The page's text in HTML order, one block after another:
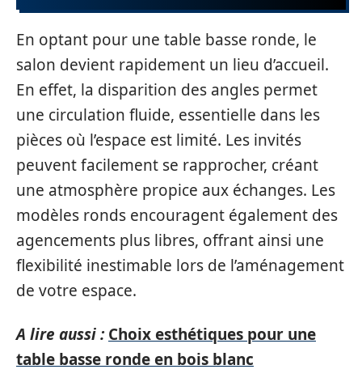
En optant pour une table basse ronde, le
salon devient rapidement un lieu d’accueil.
En effet, la disparition des angles permet
une circulation fluide, essentielle dans les
pièces où l’espace est limité. Les invités
peuvent facilement se rapprocher, créant
une atmosphère propice aux échanges. Les
modèles ronds encouragent également des
agencements plus libres, offrant ainsi une
flexibilité inestimable lors de l’aménagement
de votre espace.
A lire aussi : Choix esthétiques pour une
table basse ronde en bois blanc